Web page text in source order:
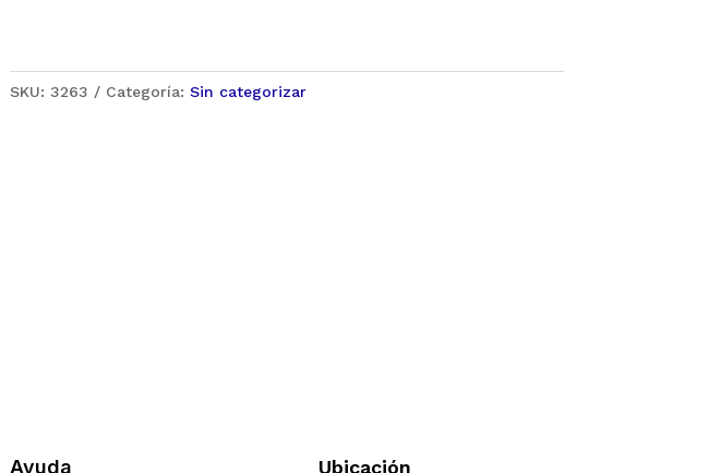
SKU: 3263 Categoría: Sin categorizar
Ayuda Ubicación